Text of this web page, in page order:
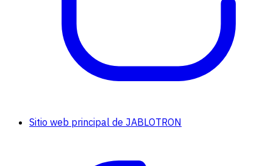
Sitio web principal de JABLOTRON